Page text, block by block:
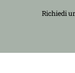
Richiedi